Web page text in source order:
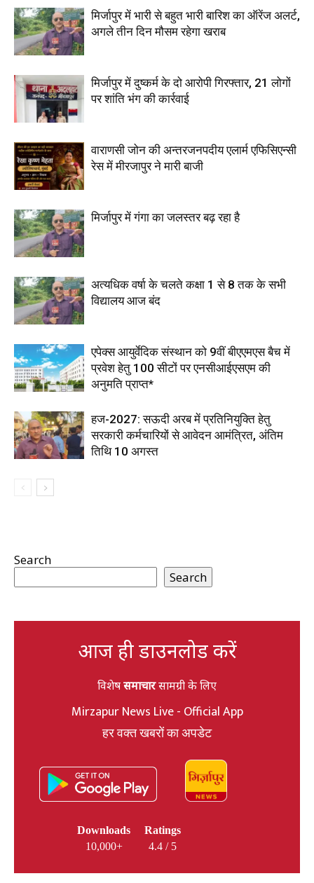
मिर्जापुर में भारी से बहुत भारी बारिश का ऑरेंज अलर्ट,
अगले तीन दिन मौसम रहेगा खराब
मिर्जापुर में दुष्कर्म के दो आरोपी गिरफ्तार, 21 लोगों
पर शांति भंग की कार्रवाई
वाराणसी जोन की अन्तरजनपदीय एलार्म एफिसिएन्सी
रेस में मीरजापुर ने मारी बाजी
मिर्जापुर में गंगा का जलस्तर बढ़ रहा है
अत्यधिक वर्षा के चलते कक्षा 1 से 8 तक के सभी
विद्यालय आज बंद
एपेक्स आयुर्वेदिक संस्थान को 9वीं बीएएमएस बैच में
प्रवेश हेतु 100 सीटों पर एनसीआईएसएम की
अनुमति प्राप्त*
हज-2027: सऊदी अरब में प्रतिनियुक्ति हेतु
सरकारी कर्मचारियों से आवेदन आमंत्रित, अंतिम
तिथि 10 अगस्त
Search
Search
आज ही डाउनलोड करें
विशेषसमाचारसामग्री के लिए
Mirzapur News Live - Official App
हर वक्त खबरों का अपडेट
Downloads
10,000+
Ratings
4.4 / 5